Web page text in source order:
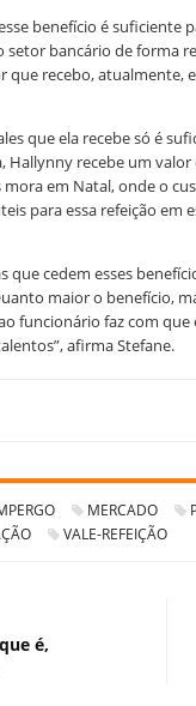
benefício é suficiente
bancário de forma
recebo, atualmente,
que ela recebe só é
Hallynny recebe um
mora em Natal, onde o
para essa refeição em
que cedem esses
maior o benefício,
funcionário faz com
afirma Stefane.
MERCADO
VALE-REFEIÇÃO
é,